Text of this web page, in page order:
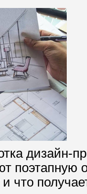
дизайн-
поэтапную
что